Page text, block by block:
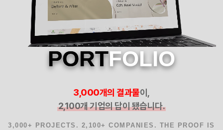
PORTFOLIO
3,000개의 결과물이,
2,100개 기업의 답이 됐습니다.
3,000+ PROJECTS. 2,100+ COMPANIES. THE PROOF IS